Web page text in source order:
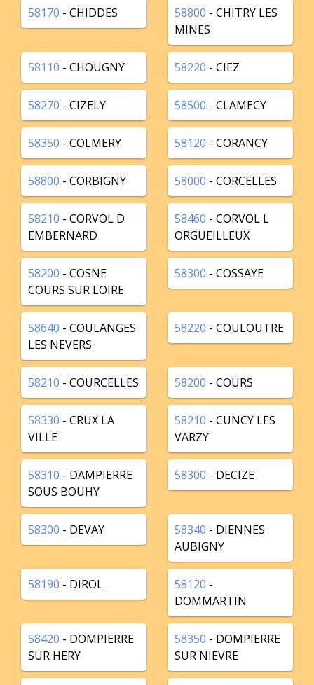
58170 - CHIDDES 58800 - CHITRY LES
MINES
58110 - CHOUGNY 58220 - CIEZ
58270 - CIZELY 58500 - CLAMECY
58350 - COLMERY 58120 - CORANCY
58800 - CORBIGNY 58000 - CORCELLES
58210 - CORVOL D
EMBERNARD
58460 - CORVOL L
ORGUEILLEUX
58200 - COSNE
COURS SUR LOIRE
58300 - COSSAYE
58640 - COULANGES
LES NEVERS
58220 - COULOUTRE
58210 - COURCELLES 58200 - COURS
58330 - CRUX LA
VILLE
58210 - CUNCY LES
VARZY
58310 - DAMPIERRE
SOUS BOUHY
58300 - DECIZE
58300 - DEVAY 58340 - DIENNES
AUBIGNY
58190 - DIROL 58120 -
DOMMARTIN
58420 - DOMPIERRE
SUR HERY
58350 - DOMPIERRE
SUR NIEVRE